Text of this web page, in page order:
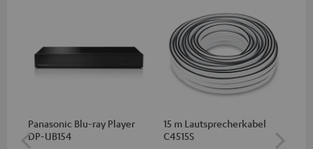
Panasonic Blu-ray Player
DP-UB154
15 m Lautsprecherkabel
C4515S